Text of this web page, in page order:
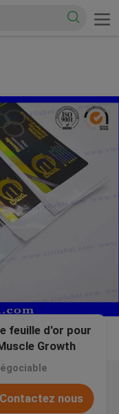
feuille d'or pour
Growth
Contactez nous